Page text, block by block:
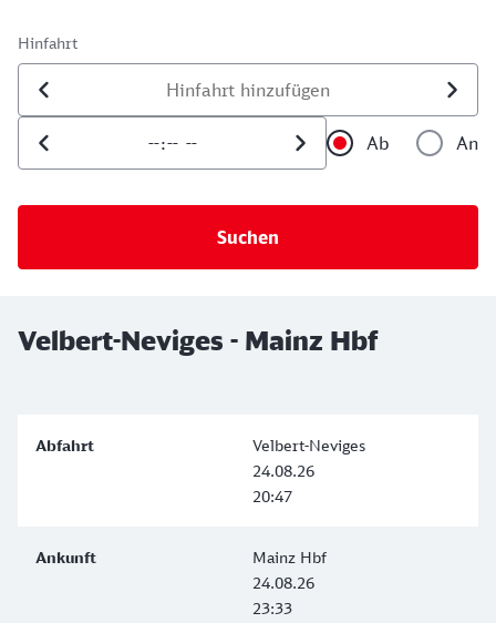
Hinfahrt
Datum der Hinfahrt
Uhrzeit der Hinfahrt
Ab
An
Velbert-Neviges - Mainz Hbf
Velbert-Neviges
24.08.26
20:47
Mainz Hbf
24.08.26
23:33